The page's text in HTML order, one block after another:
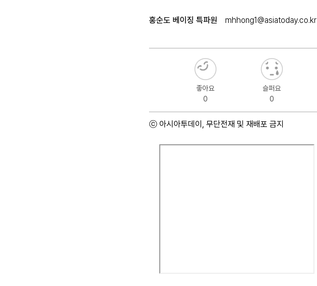
홍순도 베이징 특파원 mhhong1@asiatoday.co.kr
좋아요
0
슬퍼요
0
ⓒ 아시아투데이, 무단전재 및 재배포 금지